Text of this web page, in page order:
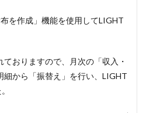
を作成」機能を使用してLIGHT
おりますので、月次の「収入・
細から「振替え」を行い、LIGHT